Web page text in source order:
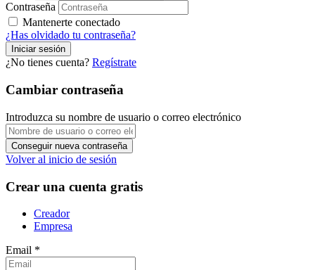
Contraseña
Mantenerte conectado
¿Has olvidado tu contraseña?
¿No tienes cuenta? Regístrate
Cambiar contraseña
Introduzca su nombre de usuario o correo electrónico
Volver al inicio de sesión
Crear una cuenta gratis
Creador
Empresa
Email *